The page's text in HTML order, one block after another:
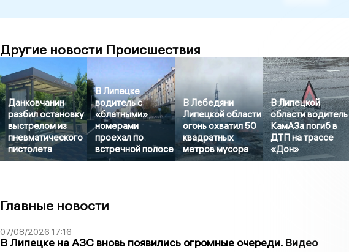
Другие новости Происшествия
Данковчанин
разбил остановку
выстрелом из
пневматического
пистолета
В Липецке
водитель с
«блатными»
номерами
проехал по
встречной полосе
В Лебедяни
Липецкой области
огонь охватил 50
квадратных
метров мусора
В Липецкой
области водитель
КамАЗа погиб в
ДТП на трассе
«Дон»
Главные новости
07/08/2026 17:16
В Липецке на АЗС вновь появились огромные очереди. Видео